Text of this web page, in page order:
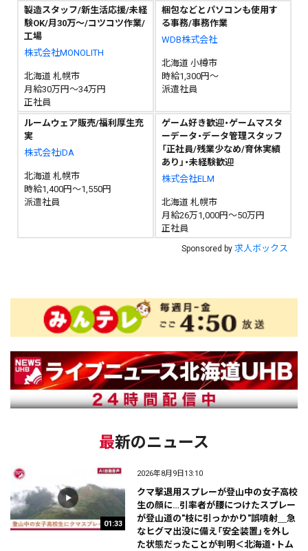
製造スタッフ/新生活応援/未経
験OK/月30万～/コツコツ作業/
工場
株式会社MONOLITH
北海道 札幌市
月給30万円～34万円
正社員
梱包などとパソコンも使用す
る事務/事務作業
WDB株式会社
北海道 小樽市
時給1,300円～
派遣社員
ルームウェア販売/福利厚生充
実
株式会社iDA
北海道 札幌市
時給1,400円～1,550円
派遣社員
ゲーム好き歓迎・ゲームマスタ
ーデータ・データ管理スタッフ
「正社員/残業少なめ/育休実績
あり」・未経験歓迎
株式会社ELM
北海道 札幌市
月給26万1,000円～50万円
正社員
Sponsored by 求人ボックス
最新のニュース
01:33
2026年8月9日13:10
クマ撃退用スプレーが登山中の女子高校
生の顔に…引率者が腰につけたスプレー
が登山道の"枝に引っかかり"誤噴射＿急
なヒグマ出没に備え「安全装置」を外し
た状態だったことが判明＜北海道・トム